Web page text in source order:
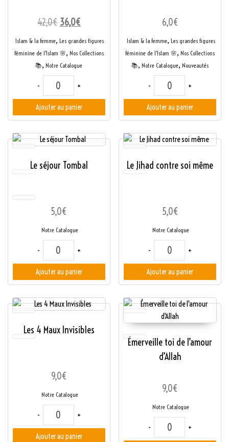
42,0€ Le prix initial était : 42,0€.
36,0€Le prix actuel est : 36,0€.
Islam & la femme, Les grandes figures
féminine de l'Islam 🌸, Nos Collections
📚, Notre Catalogue
- quantité de Collection: Les figures féminines de l'Islam
+
Ajouter au panier
6,0€
Islam & la femme, Les grandes figures
féminine de l'Islam 🌸, Nos Collections
📚, Notre Catalogue, Nouveautés
- quantité de Fatima
+
Ajouter au panier
Le séjour Tombal
5,0€
Notre Catalogue
- quantité de Le séjour Tombal
+
Ajouter au panier
Le Jihad contre soi même
5,0€
Notre Catalogue
- quantité de Le Jihad
+
Ajouter au panier
Les 4 Maux Invisibles
9,0€
Notre Catalogue
- quantité de Les 4 Maux Invisibles
+
Ajouter au panier
Émerveille toi de l’amour
d’Allah
9,0€
Notre Catalogue
- quantité de
+